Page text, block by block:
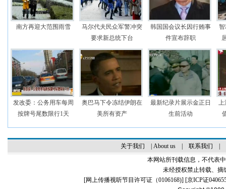
南方再迎大范围雨雪
马尔代夫民众军警冲突
要求新总统下台
韩国国会议长因行贿事
件宣布辞职
发改委：公务用车每周
按牌号尾数限行1天
奥巴马下令冻结伊朗在
美所有资产
最新纪录片展示金正日
生前活动
上
关于我们 About us| 联系我们
本网站所刊载信息，不代表
未经授权禁止转载、摘
[网上传播视听节目许可证（0106168)] [京ICP证